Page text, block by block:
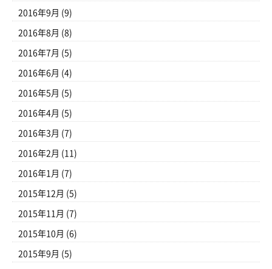
2016年9月 (9)
2016年8月 (8)
2016年7月 (5)
2016年6月 (4)
2016年5月 (5)
2016年4月 (5)
2016年3月 (7)
2016年2月 (11)
2016年1月 (7)
2015年12月 (5)
2015年11月 (7)
2015年10月 (6)
2015年9月 (5)